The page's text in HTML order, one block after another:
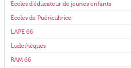
Écoles d'éducateur de jeunes enfants
Écoles de Puéricultrice
LAPE 66
Ludothèques
RAM 66